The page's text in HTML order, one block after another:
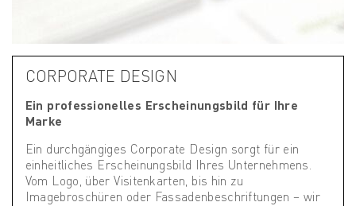
CORPORATE DESIGN
Ein professionelles Erscheinungsbild für Ihre
Marke
Ein durchgängiges Corporate Design sorgt für ein
einheitliches Erscheinungsbild Ihres Unternehmens.
Vom Logo, über Visitenkarten, bis hin zu
Imagebroschüren oder Fassadenbeschriftungen – wir